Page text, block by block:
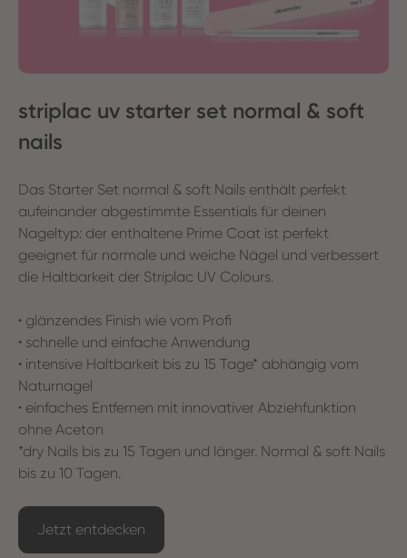
striplac uv starter set normal & soft
nails
Das Starter Set normal & soft Nails enthält perfekt
aufeinander abgestimmte Essentials für deinen
Nageltyp: der enthaltene Prime Coat ist perfekt
geeignet für normale und weiche Nägel und verbessert
die Haltbarkeit der Striplac UV Colours.
• glänzendes Finish wie vom Profi
• schnelle und einfache Anwendung
• intensive Haltbarkeit bis zu 15 Tage* abhängig vom
Naturnagel
• einfaches Entfernen mit innovativer Abziehfunktion
ohne Aceton
*dry Nails bis zu 15 Tagen und länger. Normal & soft Nails
bis zu 10 Tagen.
Jetzt entdecken